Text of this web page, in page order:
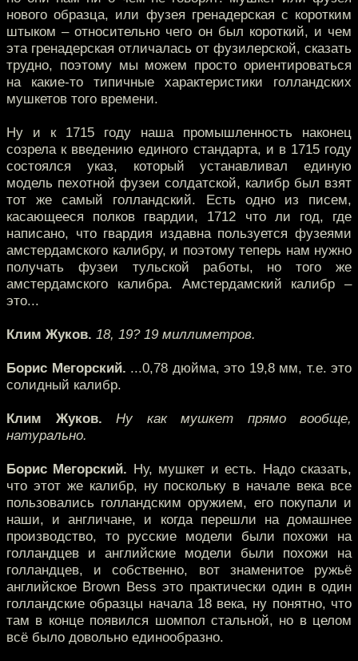
нового образца, или фузея гренадерская с коротким
штыком – относительно чего он был короткий, и чем
эта гренадерская отличалась от фузилерской, сказать
трудно, поэтому мы можем просто ориентироваться
на какие-то типичные характеристики голландских
мушкетов того времени.
Ну и к 1715 году наша промышленность наконец
созрела к введению единого стандарта, и в 1715 году
состоялся указ, который устанавливал единую
модель пехотной фузеи солдатской, калибр был взят
тот же самый голландский. Есть одно из писем,
касающееся полков гвардии, 1712 что ли год, где
написано, что гвардия издавна пользуется фузеями
амстердамского калибру, и поэтому теперь нам нужно
получать фузеи тульской работы, но того же
амстердамского калибра. Амстердамский калибр –
это...
Клим Жуков. 18, 19? 19 миллиметров.
Борис Мегорский. ...0,78 дюйма, это 19,8 мм, т.е. это
солидный калибр.
Клим Жуков. Ну как мушкет прямо вообще,
натурально.
Борис Мегорский. Ну, мушкет и есть. Надо сказать,
что этот же калибр, ну поскольку в начале века все
пользовались голландским оружием, его покупали и
наши, и англичане, и когда перешли на домашнее
производство, то русские модели были похожи на
голландцев и английские модели были похожи на
голландцев, и собственно, вот знаменитое ружьё
английское Brown Bess это практически один в один
голландские образцы начала 18 века, ну понятно, что
там в конце появился шомпол стальной, но в целом
всё было довольно единообразно.